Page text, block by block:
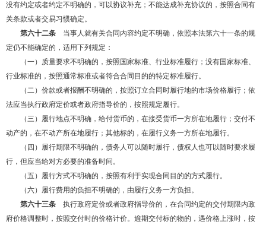
没有约定或者约定不明确的，可以协议补充；不能达成补充协议的，按照合同有
关条款或者交易习惯确定。
第六十二条 当事人就有关合同内容约定不明确，依照本法第六十一条的规
定仍不能确定的，适用下列规定：
（一）质量要求不明确的，按照国家标准、行业标准履行；没有国家标准、
行业标准的，按照通常标准或者符合合同目的的特定标准履行。
（二）价款或者报酬不明确的，按照订立合同时履行地的市场价格履行；依
法应当执行政府定价或者政府指导价的，按照规定履行。
（三）履行地点不明确，给付货币的，在接受货币一方所在地履行；交付不
动产的，在不动产所在地履行；其他标的，在履行义务一方所在地履行。
（四）履行期限不明确的，债务人可以随时履行，债权人也可以随时要求履
行，但应当给对方必要的准备时间。
（五）履行方式不明确的，按照有利于实现合同目的的方式履行。
（六）履行费用的负担不明确的，由履行义务一方负担。
第六十三条 执行政府定价或者政府指导价的，在合同约定的交付期限内政
府价格调整时，按照交付时的价格计价。逾期交付标的物的，遇价格上涨时，按